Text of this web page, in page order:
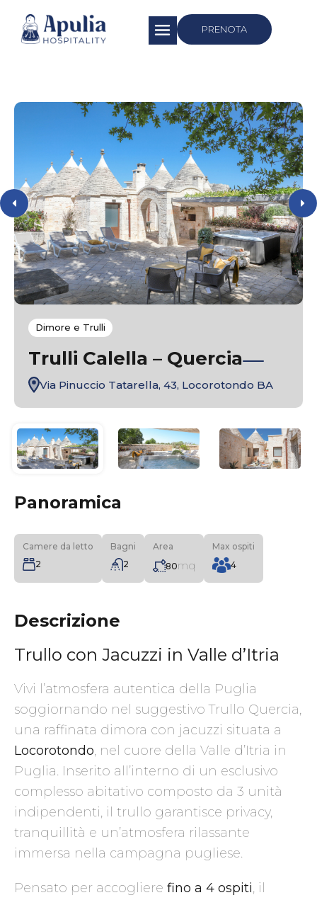
PRENOTA
Dimore e Trulli
Trulli Calella – Quercia
Via Pinuccio Tatarella, 43, Locorotondo BA
Panoramica
Camere da letto
2
Bagni
2
Area
80mq
Max ospiti
4
Descrizione
Trullo con Jacuzzi in Valle d’Itria
Vivi l’atmosfera autentica della Puglia
soggiornando nel suggestivo Trullo Quercia,
una raffinata dimora con jacuzzi situata a
Locorotondo, nel cuore della Valle d’Itria in
Puglia. Inserito all’interno di un esclusivo
complesso abitativo composto da 3 unità
indipendenti, il trullo garantisce privacy,
tranquillità e un’atmosfera rilassante
immersa nella campagna pugliese.
Pensato per accogliere fino a 4 ospiti, il